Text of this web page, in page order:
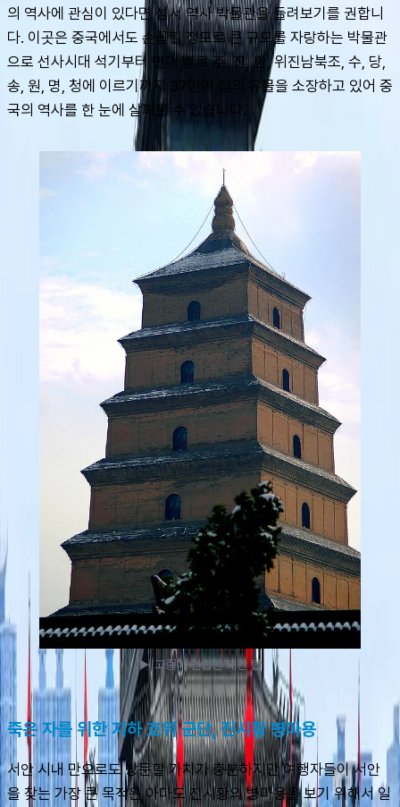
의 역사에 관심이 있다면 섬서 역사 박물관을 들려보기를 권합니
다. 이곳은 중국에서도 손꼽힐 정도로 큰 규모를 자랑하는 박물관
으로 선사시대 석기부터 연대 별로 주, 진, 한, 위진남북조, 수, 당,
송, 원, 명, 청에 이르기까지 37만여 점의 유물을 소장하고 있어 중
국의 역사를 한 눈에 살펴볼 수 있습니다.
▶ 고종이 건립한 대안 탑
죽은 자를 위한 지하 호위 군단, 진시황 병마용
서안 시내 만으로도 방문할 가치가 충분하지만 여행자들이 서안
을 찾는 가장 큰 목적은 아마도 진시황의 병마용을 보기 위해서 일